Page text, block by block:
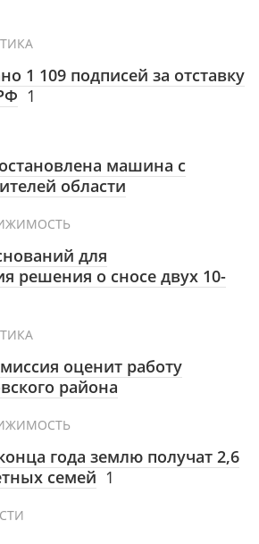
1 109 подписей за отставку
1
машина с
области
для
решения о сносе двух 10-
оценит работу
района
года землю получат 2,6
семей 1